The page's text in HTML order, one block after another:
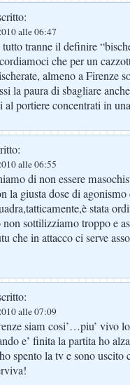
alle 06:47
tranne il definire
che per un
almeno a Firenze
la paura di sbagliare
al portiere concentrati in
alle 06:55
di non essere
la giusta dose di
stata
sottilizziamo troppo e
che in attacco ci serve
alle 07:09
siam cosi’…piu’ vivo
e’ finita la partita ho
spento la tv e sono uscito